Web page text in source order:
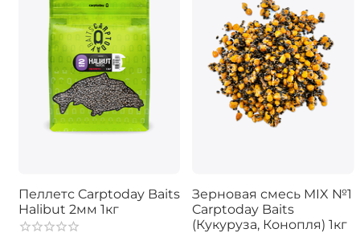
Пеллетс Carptoday Baits
Halibut 2мм 1кг
Зерновая смесь MIX №1
Carptoday Baits
(Кукуруза, Конопля) 1кг